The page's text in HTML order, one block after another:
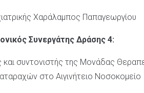
Χαράλαμπος Παπαγεωργίου
Συνεργάτης Δράσης 4:
συντονιστής της Μονάδας
στο Αιγινήτειο Νοσοκομείο